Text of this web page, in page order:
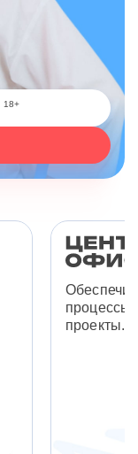
18+
процессы
проекты.